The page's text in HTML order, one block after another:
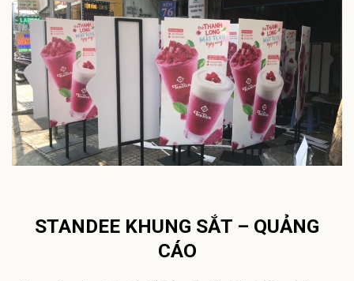
STANDEE KHUNG SẮT – QUẢNG
CÁO